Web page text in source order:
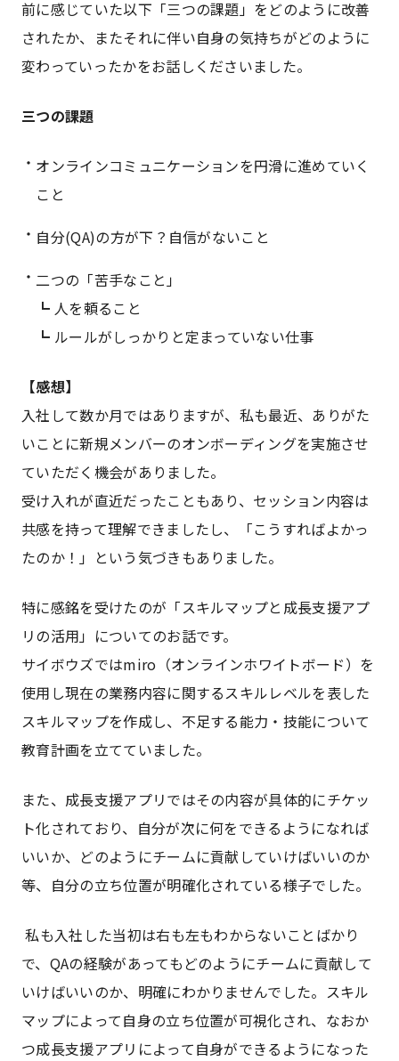
前に感じていた以下「三つの課題」をどのように改善
されたか、またそれに伴い自身の気持ちがどのように
変わっていったかをお話しくださいました。
三つの課題
オンラインコミュニケーションを円滑に進めていく
こと
自分(QA)の方が下？自信がないこと
二つの「苦手なこと」
┗ 人を頼ること
┗ ルールがしっかりと定まっていない仕事
【感想】
入社して数か月ではありますが、私も最近、ありがた
いことに新規メンバーのオンボーディングを実施させ
ていただく機会がありました。
受け入れが直近だったこともあり、セッション内容は
共感を持って理解できましたし、「こうすればよかっ
たのか！」という気づきもありました。
特に感銘を受けたのが「スキルマップと成長支援アプ
リの活用」についてのお話です。
サイボウズではmiro（オンラインホワイトボード）を
使用し現在の業務内容に関するスキルレベルを表した
スキルマップを作成し、不足する能力・技能について
教育計画を立てていました。
また、成長支援アプリではその内容が具体的にチケッ
ト化されており、自分が次に何をできるようになれば
いいか、どのようにチームに貢献していけばいいのか
等、自分の立ち位置が明確化されている様子でした。
私も入社した当初は右も左もわからないことばかり
で、QAの経験があってもどのようにチームに貢献して
いけばいいのか、明確にわかりませんでした。スキル
マップによって自身の立ち位置が可視化され、なおか
つ成長支援アプリによって自身ができるようになった